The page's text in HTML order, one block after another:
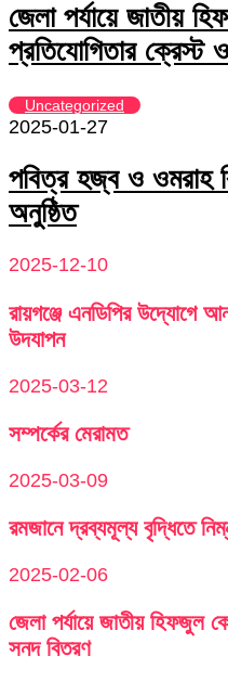
জেলা পর্যায়ে জাতীয়
প্রতিযোগিতার ক্রেস্ট
Uncategorized
2025-01-27
পবিত্র হজ্ব ও ওমরাহ
অনুষ্ঠিত
2025-12-10
রায়গঞ্জে এনডিপির উদ্যোগে
উদযাপন
2025-03-12
সম্পর্কের মেরামত
2025-03-09
রমজানে দ্রব্যমূল্য বৃদ্ধিতে
2025-02-06
জেলা পর্যায়ে জাতীয় হিফজুল
সনদ বিতরণ